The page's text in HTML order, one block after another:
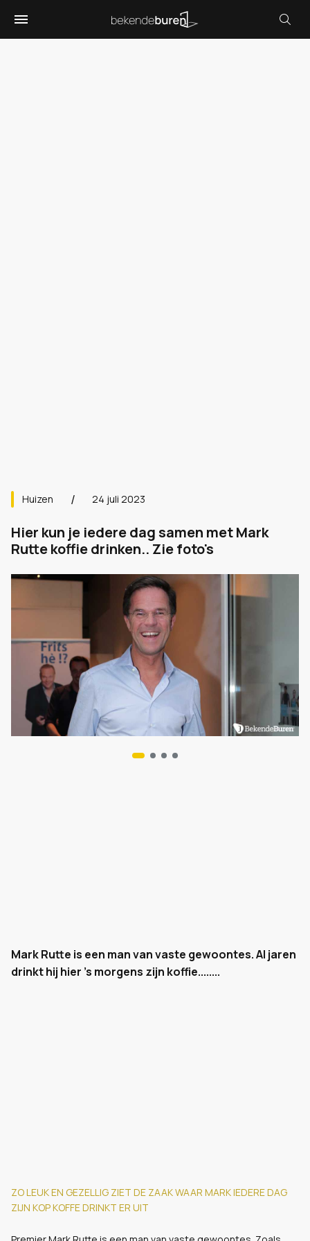
Huizen 24 juli 2023
Hier kun je iedere dag samen met Mark
Rutte koffie drinken.. Zie foto's
Mark Rutte is een man van vaste gewoontes. Al jaren
drinkt hij hier 's morgens zijn koffie........
ZO LEUK EN GEZELLIG ZIET DE ZAAK WAAR MARK IEDERE DAG
ZIJN KOP KOFFE DRINKT ER UIT